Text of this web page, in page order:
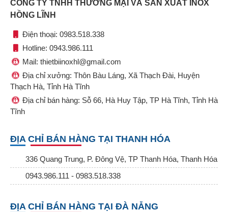
CÔNG TY TNHH THƯƠNG MẠI VÀ SẢN XUẤT INOX
HỒNG LĨNH
Điện thoại: 0983.518.338
Hotline: 0943.986.111
Mail: thietbiinoxhl@gmail.com
Địa chỉ xưởng: Thôn Bàu Láng, Xã Thạch Đài, Huyện
Thạch Hà, Tỉnh Hà Tĩnh
Địa chỉ bán hàng: Sỗ 66, Hà Huy Tập, TP Hà Tĩnh, Tỉnh Hà
Tĩnh
ĐỊA CHỈ BÁN HÀNG TẠI THANH HÓA
336 Quang Trung, P. Đông Vệ, TP Thanh Hóa, Thanh Hóa
0943.986.111 - 0983.518.338
ĐỊA CHỈ BÁN HÀNG TẠI ĐÀ NẴNG